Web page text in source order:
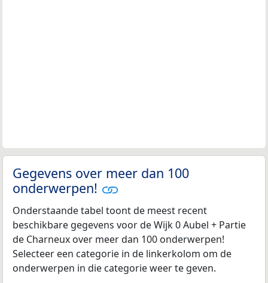
Gegevens over meer dan 100
onderwerpen!
Onderstaande tabel toont de meest recent
beschikbare gegevens voor de Wijk 0 Aubel + Partie
de Charneux over meer dan 100 onderwerpen!
Selecteer een categorie in de linkerkolom om de
onderwerpen in die categorie weer te geven.